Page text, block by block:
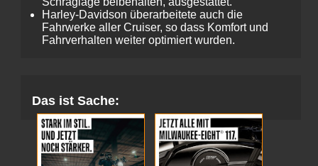
Harley-Davidson überarbeitete auch die
Fahrwerke aller Cruiser, so dass Komfort und
Fahrverhalten weiter optimiert wurden.
Das ist Sache: